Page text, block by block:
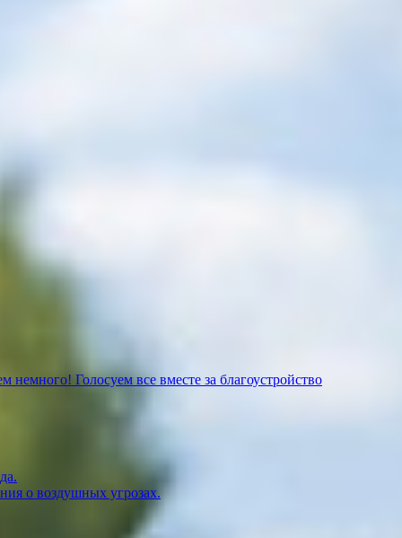
немного! Голосуем все вместе за благоустройство
о воздушных угрозах.